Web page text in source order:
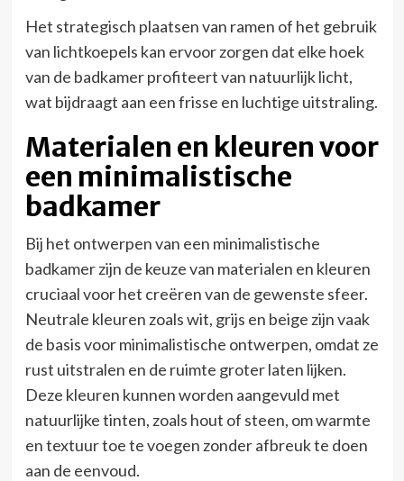
Het strategisch plaatsen van ramen of het gebruik
van lichtkoepels kan ervoor zorgen dat elke hoek
van de badkamer profiteert van natuurlijk licht,
wat bijdraagt aan een frisse en luchtige uitstraling.
Materialen en kleuren voor
een minimalistische
badkamer
Bij het ontwerpen van een minimalistische
badkamer zijn de keuze van materialen en kleuren
cruciaal voor het creëren van de gewenste sfeer.
Neutrale kleuren zoals wit, grijs en beige zijn vaak
de basis voor minimalistische ontwerpen, omdat ze
rust uitstralen en de ruimte groter laten lijken.
Deze kleuren kunnen worden aangevuld met
natuurlijke tinten, zoals hout of steen, om warmte
en textuur toe te voegen zonder afbreuk te doen
aan de eenvoud.